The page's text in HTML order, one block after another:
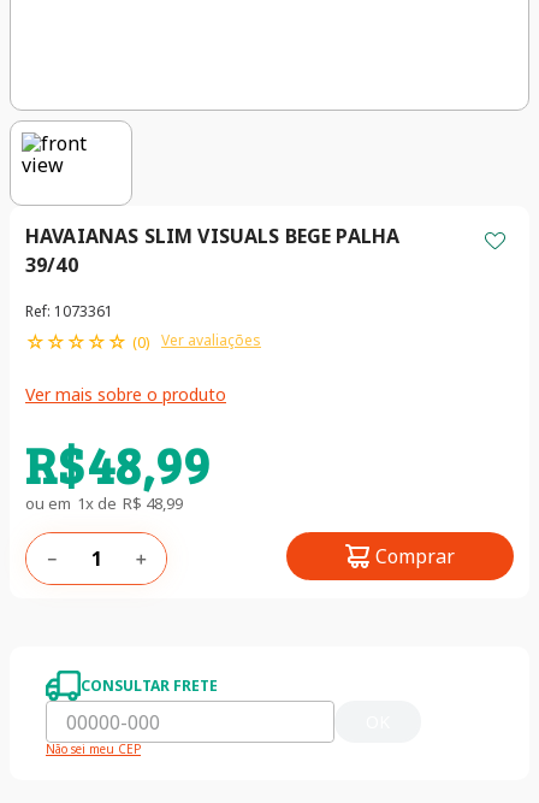
HAVAIANAS SLIM VISUALS BEGE PALHA
39/40
Ref: 1073361
☆☆☆☆☆ (0) Ver avaliações
Ver mais sobre o produto
R$48,99
ou em 1x de R$ 48,99
＋
－ Comprar
CONSULTAR FRETE
Não sei meu CEP